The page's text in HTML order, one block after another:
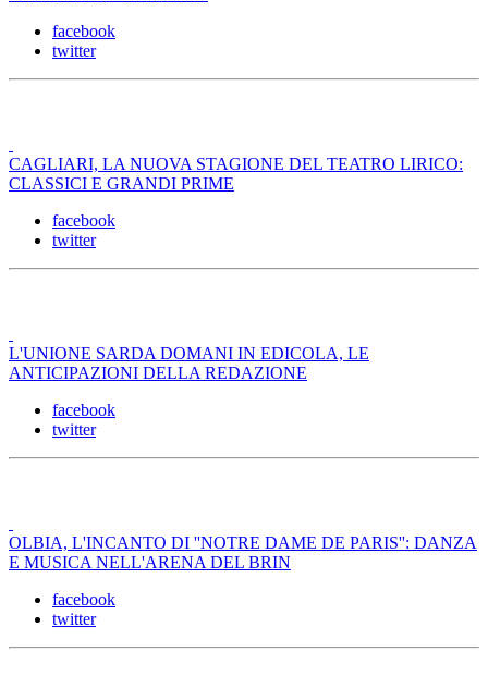
facebook
twitter
CAGLIARI, LA NUOVA STAGIONE DEL TEATRO LIRICO:
CLASSICI E GRANDI PRIME
facebook
twitter
L'UNIONE SARDA DOMANI IN EDICOLA, LE
ANTICIPAZIONI DELLA REDAZIONE
facebook
twitter
OLBIA, L'INCANTO DI ''NOTRE DAME DE PARIS'': DANZA
E MUSICA NELL'ARENA DEL BRIN
facebook
twitter